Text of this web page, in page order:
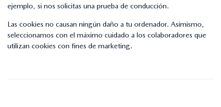
ejemplo, si nos solicitas una prueba de conducción.
Las cookies no causan ningún daño a tu ordenador. Asimismo,
seleccionamos con el máximo cuidado a los colaboradores que
utilizan cookies con fines de marketing.